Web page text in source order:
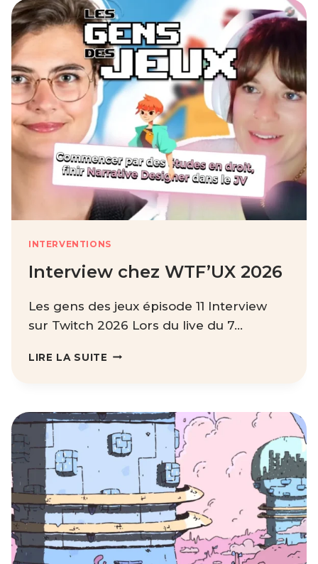
INTERVENTIONS
Interview chez WTF’UX 2026
Les gens des jeux épisode 11 Interview
sur Twitch 2026 Lors du live du 7…
LIRE LA SUITE INTERVIEW